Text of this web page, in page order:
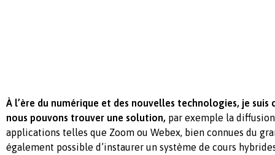
À l’ère du numérique et des nouvelles technologies, je suis
nous pouvons trouver une solution, par exemple la
applications telles que Zoom ou Webex, bien connues du
également possible d’instaurer un système de cours